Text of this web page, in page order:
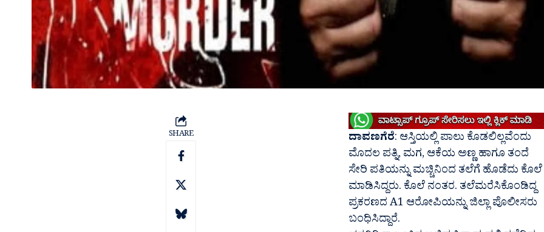
SHARE ದಾವಣಗೆರೆ: ಆಸ್ತಿಯಲ್ಲಿ ಪಾಲು ಕೊಡಲಿಲ್ಲವೆಂದು
ಮೊದಲ ಪತ್ನಿ, ಮಗ, ಆಕೆಯ ಅಣ್ಣ ಹಾಗೂ ತಂದೆ
ಸೇರಿ ಪತಿಯನ್ನು ಮಚ್ಚಿನಿಂದ ತಲೆಗೆ ಹೊಡೆದು ಕೊಲೆ
ಮಾಡಿಸಿದ್ದರು. ಕೊಲೆ ನಂತರ. ತಲೆಮರೆಸಿಕೊಂಡಿದ್ದ
ಪ್ರಕರಣದ A1 ಆರೋಪಿಯನ್ನು ಜಿಲ್ಲಾ ಪೊಲೀಸರು
ಬಂಧಿಸಿದ್ದಾರೆ.